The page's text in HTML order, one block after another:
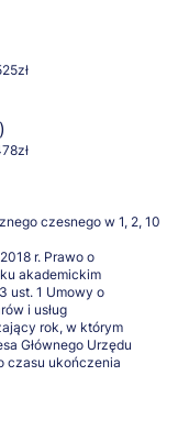
czesnego w 1, 2, 10
r. Prawo o
akademickim
ust. 1 Umowy o
i usług
rok, w którym
Głównego Urzędu
czasu ukończenia